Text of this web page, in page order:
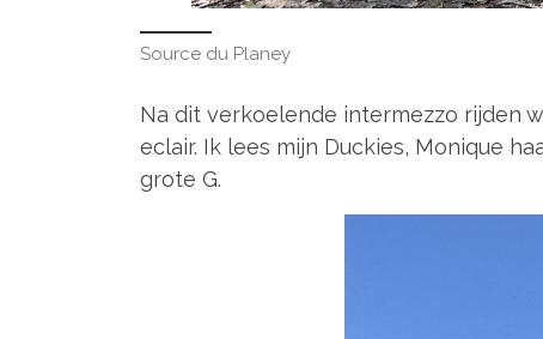
Source du Planey
Na dit verkoelende intermezzo rijden
eclair. Ik lees mijn Duckies, Monique
grote G.